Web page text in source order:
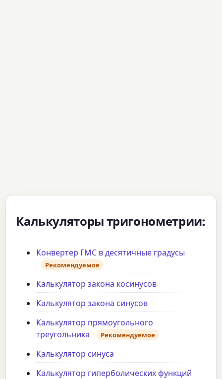
Калькуляторы тригонометрии:
Конвертер ГМС в десятичные градусы
Рекомендуемое
Калькулятор закона косинусов
Калькулятор закона синусов
Калькулятор прямоугольного
треугольника
Рекомендуемое
Калькулятор синуса
Калькулятор гиперболических функций